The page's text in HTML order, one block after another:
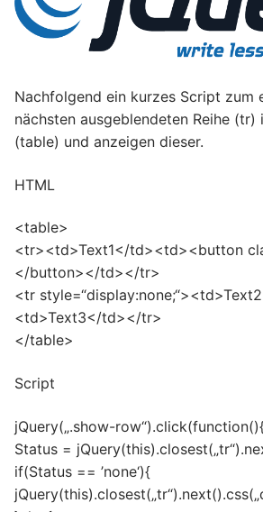
Nachfolgend ein kurzes Script zum
nächsten ausgeblendeten Reihe (tr)
(table) und anzeigen dieser.
HTML
<table>
<tr><td>Text1</td><td><button
</button></td></tr>
<tr
<td>Text3</td></tr>
</table>
Script
jQuery(„.show-
Status =
if(Status == ’none‘){